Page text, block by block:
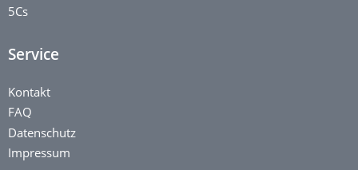
5Cs
Service
Kontakt
FAQ
Datenschutz
Impressum